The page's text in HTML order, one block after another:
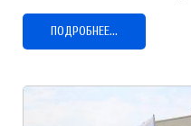
ПОДРОБНЕЕ...